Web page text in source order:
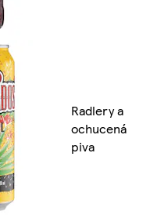
Radlery a
ochucená
piva